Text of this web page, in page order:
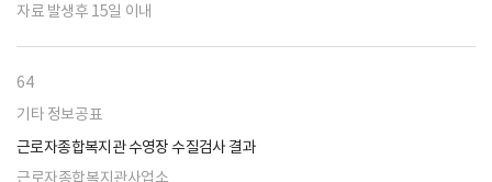
자료 발생후 15일 이내
64
기타 정보공표
근로자종합복지관 수영장 수질검사 결과
근로자종합복지관사업소